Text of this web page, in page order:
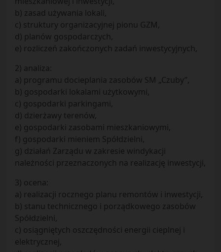
b) zasad używania lokali,
c) struktury organizacyjnej pionu GZM,
d) planów gospodarczych,
e) rozliczeń zakończonych zadań inwestycyjnych,
2) analiza:
a) programu docieplania zasobów SM „Czuby”,
b) gospodarki lokalami użytkowymi,
c) gospodarki parkingami,
d) dzierżawy terenów,
e) gospodarki zasobami mieszkaniowymi,
f) gospodarki mieniem Spółdzielni,
g) działań Zarządu w zakresie windykacji
należności przeznaczonych na realizację inwestycji,
3) ocena:
a) realizacji rocznego planu remontów i inwestycji,
b) stanu technicznego i porządkowego zasobów
Spółdzielni,
c) osiągniętych oszczędności energii cieplnej i
elektrycznej,